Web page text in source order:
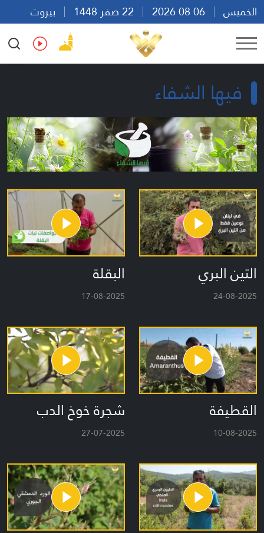
الخميس
بيروت
17:47
Ar En Fr Es
فيها الشفاء
التين البري
24-08-2025
البقلة
17-08-2025
القطيفة
10-08-2025
شجرة خوخ الدب
27-07-2025